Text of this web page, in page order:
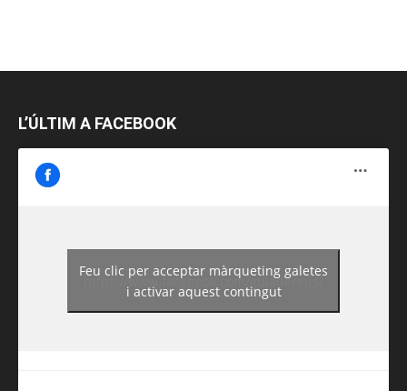
L’ÚLTIM A FACEBOOK
https://www.facebook.com/guiadereus/
Feu clic per acceptar màrqueting galetes
i activar aquest contingut